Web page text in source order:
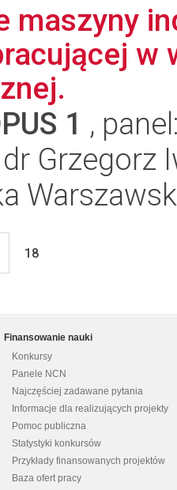
maszyny
w
1 ,
Grzegorz
18
Finansowanie nauki
Konkursy
Panele NCN
Najczęściej zadawane pytania
Informacje dla realizujących projekty
Pomoc publiczna
Statystyki konkursów
Przykłady finansowanych projektów
Baza ofert pracy